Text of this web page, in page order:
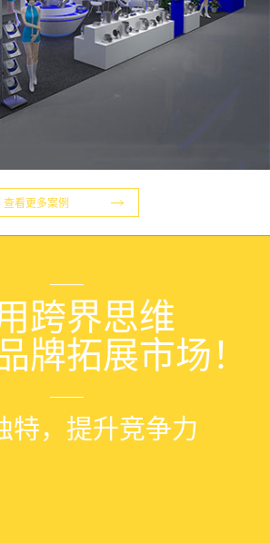
查看更多案例
跨界思维
牌拓展市场！
特，提升竞争力